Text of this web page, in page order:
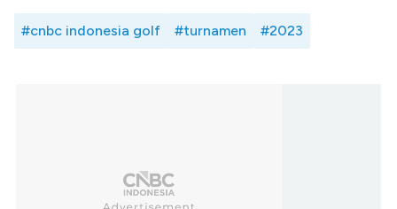
#cnbc indonesia golf #turnamen #2023